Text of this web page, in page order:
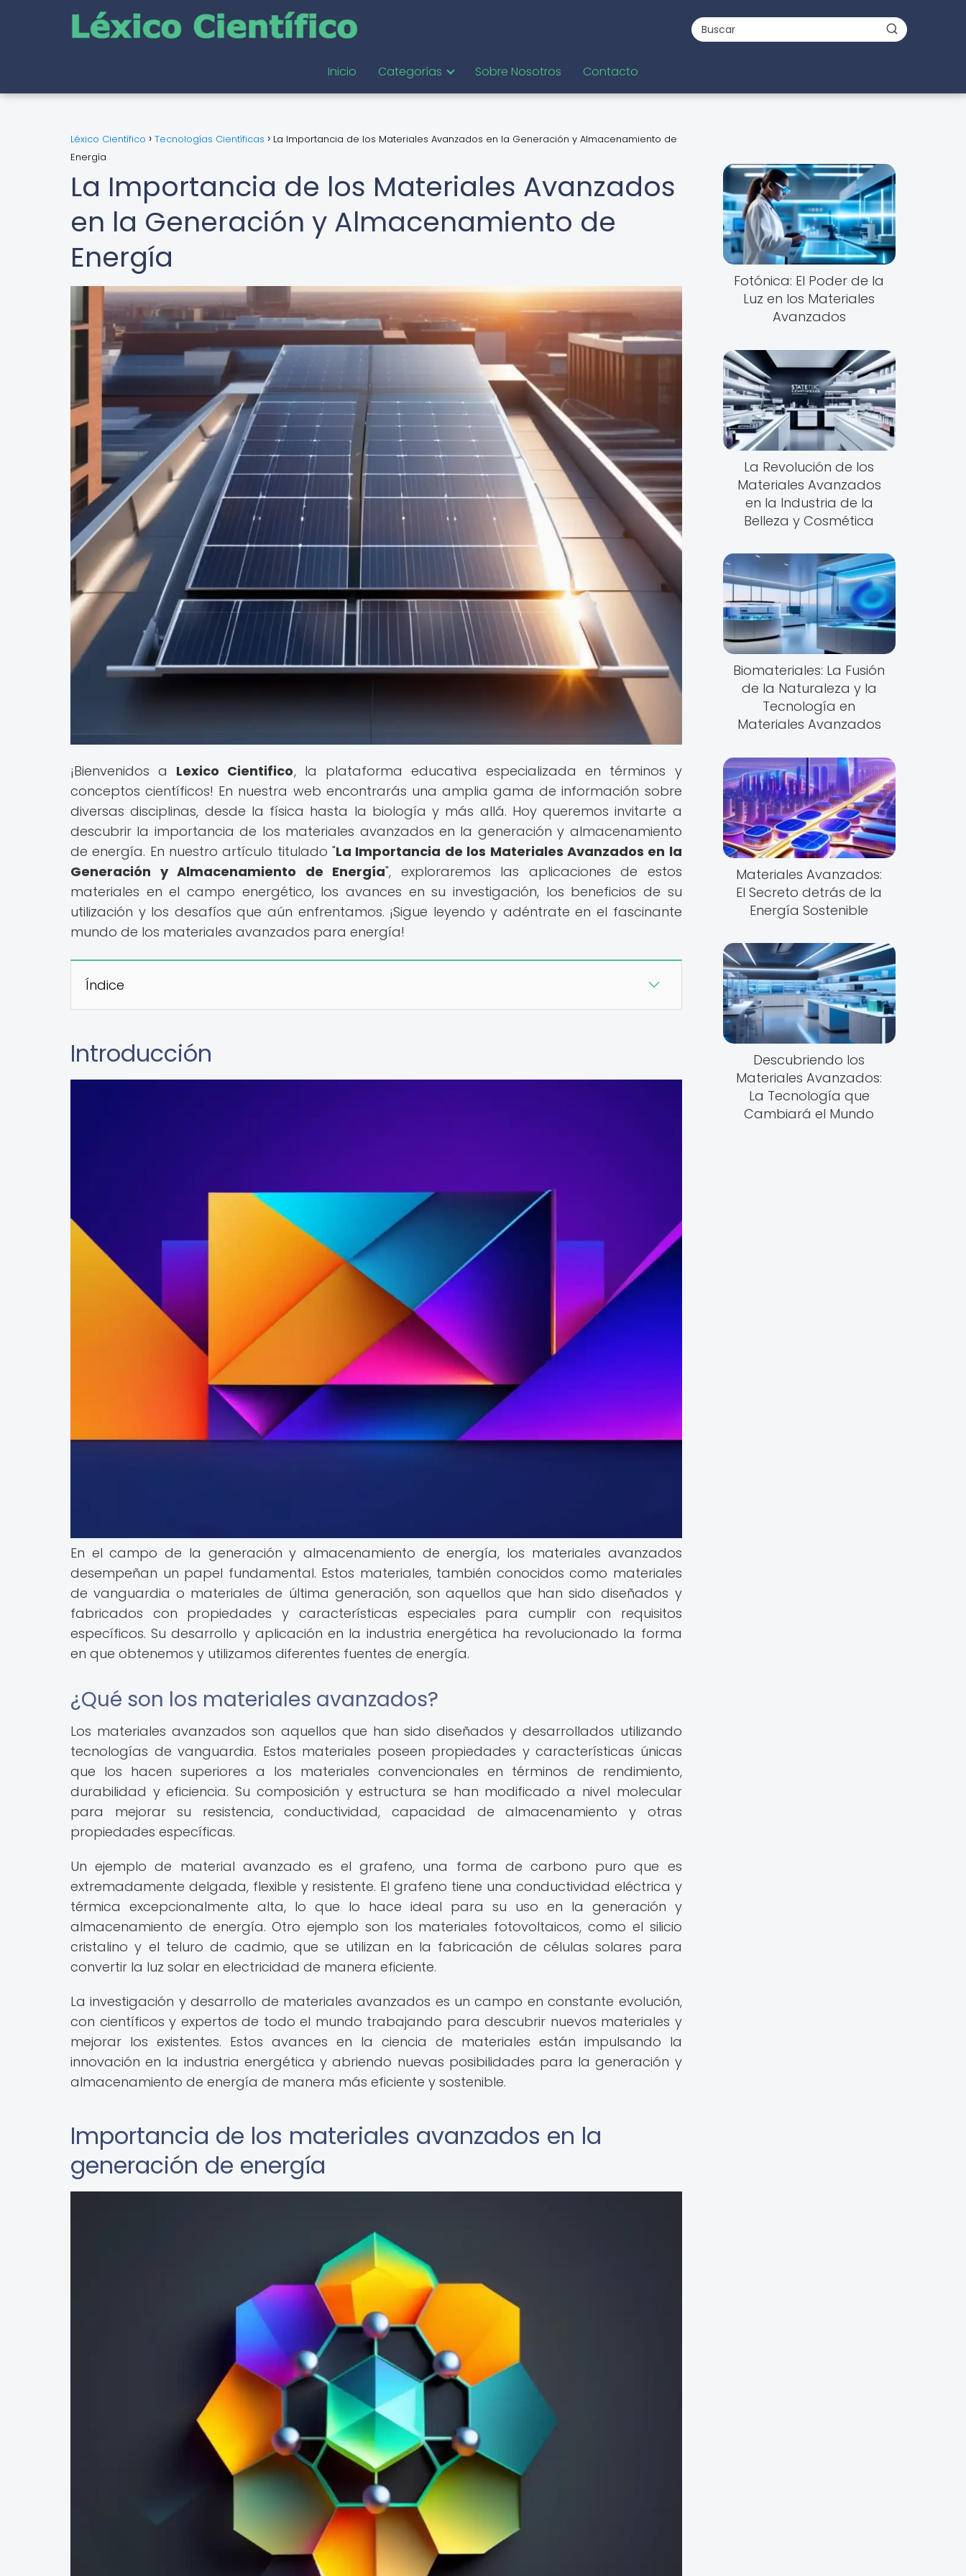
Inicio Categorías Sobre Nosotros Contacto
Léxico Científico Tecnologías Científicas
La Importancia de los Materiales Avanzados en la Generación y Almacenamiento de
Energía
La Importancia de los Materiales Avanzados
en la Generación y Almacenamiento de
Energía
¡Bienvenidos a Lexico Cientifico, la plataforma educativa especializada en términos y
conceptos científicos! En nuestra web encontrarás una amplia gama de información sobre
diversas disciplinas, desde la física hasta la biología y más allá. Hoy queremos invitarte a
descubrir la importancia de los materiales avanzados en la generación y almacenamiento
de energía. En nuestro artículo titulado "La Importancia de los Materiales Avanzados en la
Generación y Almacenamiento de Energía", exploraremos las aplicaciones de estos
materiales en el campo energético, los avances en su investigación, los beneficios de su
utilización y los desafíos que aún enfrentamos. ¡Sigue leyendo y adéntrate en el fascinante
mundo de los materiales avanzados para energía!
Índice
Introducción
En el campo de la generación y almacenamiento de energía, los materiales avanzados
desempeñan un papel fundamental. Estos materiales, también conocidos como materiales
de vanguardia o materiales de última generación, son aquellos que han sido diseñados y
fabricados con propiedades y características especiales para cumplir con requisitos
específicos. Su desarrollo y aplicación en la industria energética ha revolucionado la forma
en que obtenemos y utilizamos diferentes fuentes de energía.
¿Qué son los materiales avanzados?
Los materiales avanzados son aquellos que han sido diseñados y desarrollados utilizando
tecnologías de vanguardia. Estos materiales poseen propiedades y características únicas
que los hacen superiores a los materiales convencionales en términos de rendimiento,
durabilidad y eficiencia. Su composición y estructura se han modificado a nivel molecular
para mejorar su resistencia, conductividad, capacidad de almacenamiento y otras
propiedades específicas.
Un ejemplo de material avanzado es el grafeno, una forma de carbono puro que es
extremadamente delgada, flexible y resistente. El grafeno tiene una conductividad eléctrica y
térmica excepcionalmente alta, lo que lo hace ideal para su uso en la generación y
almacenamiento de energía. Otro ejemplo son los materiales fotovoltaicos, como el silicio
cristalino y el teluro de cadmio, que se utilizan en la fabricación de células solares para
convertir la luz solar en electricidad de manera eficiente.
La investigación y desarrollo de materiales avanzados es un campo en constante evolución,
con científicos y expertos de todo el mundo trabajando para descubrir nuevos materiales y
mejorar los existentes. Estos avances en la ciencia de materiales están impulsando la
innovación en la industria energética y abriendo nuevas posibilidades para la generación y
almacenamiento de energía de manera más eficiente y sostenible.
Importancia de los materiales avanzados en la
generación de energía
Fotónica: El Poder de la
Luz en los Materiales
Avanzados
La Revolución de los
Materiales Avanzados
en la Industria de la
Belleza y Cosmética
Biomateriales: La Fusión
de la Naturaleza y la
Tecnología en
Materiales Avanzados
Materiales Avanzados:
El Secreto detrás de la
Energía Sostenible
Descubriendo los
Materiales Avanzados:
La Tecnología que
Cambiará el Mundo